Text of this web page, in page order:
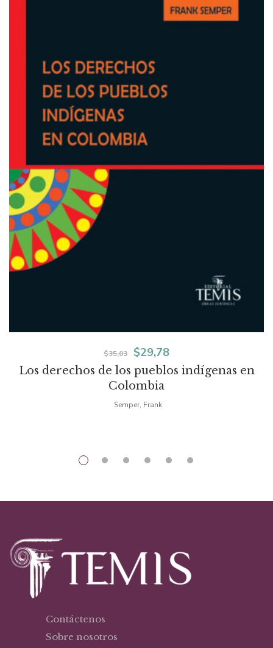
Los derechos de los pueblos indígenas en
Colombia
$35,03
El
precio
$29,78El
precio
Semper, Frank
Contáctenos
Sobre nosotros